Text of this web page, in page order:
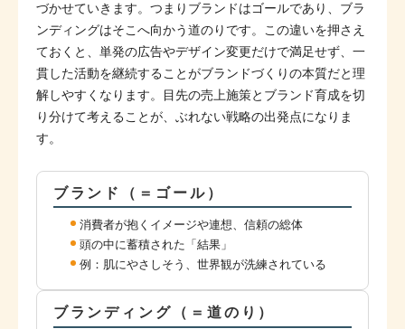
づかせていきます。つまりブランドはゴールであり、ブラ
ンディングはそこへ向かう道のりです。この違いを押さえ
ておくと、単発の広告やデザイン変更だけで満足せず、一
貫した活動を継続することがブランドづくりの本質だと理
解しやすくなります。目先の売上施策とブランド育成を切
り分けて考えることが、ぶれない戦略の出発点になりま
す。
ブランド（＝ゴール）
消費者が抱くイメージや連想、信頼の総体
頭の中に蓄積された「結果」
例：肌にやさしそう、世界観が洗練されている
ブランディング（＝道のり）